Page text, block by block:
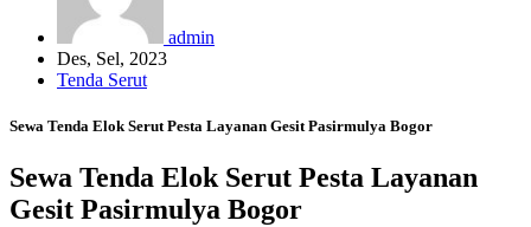
admin
Des, Sel, 2023
Tenda Serut
Sewa Tenda Elok Serut Pesta Layanan Gesit Pasirmulya Bogor
Sewa Tenda Elok Serut Pesta Layanan
Gesit Pasirmulya Bogor